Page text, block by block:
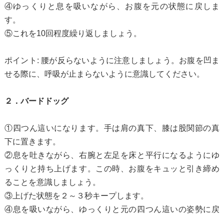
④ゆっくりと息を吸いながら、お腹を元の状態に戻しま
す。
⑤これを10回程度繰り返しましょう。
ポイント: 腰が反らないように注意しましょう。お腹を凹ま
せる際に、呼吸が止まらないように意識してください。
２．バードドッグ
①四つん這いになります。手は肩の真下、膝は股関節の真
下に置きます。
②息を吐きながら、右腕と左足を床と平行になるようにゆ
っくりと持ち上げます。この時、お腹をキュッと引き締め
ることを意識しましょう。
③上げた状態を２～３秒キープします。
④息を吸いながら、ゆっくりと元の四つん這いの姿勢に戻